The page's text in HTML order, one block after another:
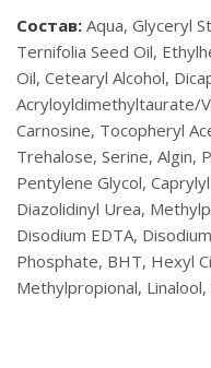
Состав: Aqua, Glyceryl
Ternifolia Seed Oil,
Oil, Cetearyl Alcohol,
Acryloyldimethyltaurate/
Carnosine, Tocopheryl
Trehalose, Serine, Algin,
Pentylene Glycol,
Diazolidinyl Urea,
Disodium EDTA,
Phosphate, BHT, Hexyl
Methylpropional,